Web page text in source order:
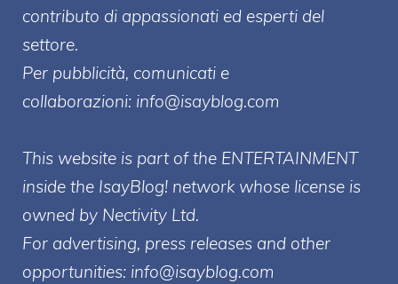
contributo di appassionati ed esperti del
settore.
Per pubblicità, comunicati e
collaborazioni: info@isayblog.com
This website is part of the ENTERTAINMENT
inside the IsayBlog! network whose license is
owned by Nectivity Ltd.
For advertising, press releases and other
opportunities: info@isayblog.com